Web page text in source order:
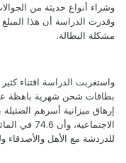
وشراء أنواع حديثة من
وقدرت الدراسة أن هذا المبلغ
مشكلة البطالة.
واستغربت الدراسة اقتناء
بطاقات شحن شهرية باهظة
إرهاق ميزانية أسرهم
للدردشة مع الأهل